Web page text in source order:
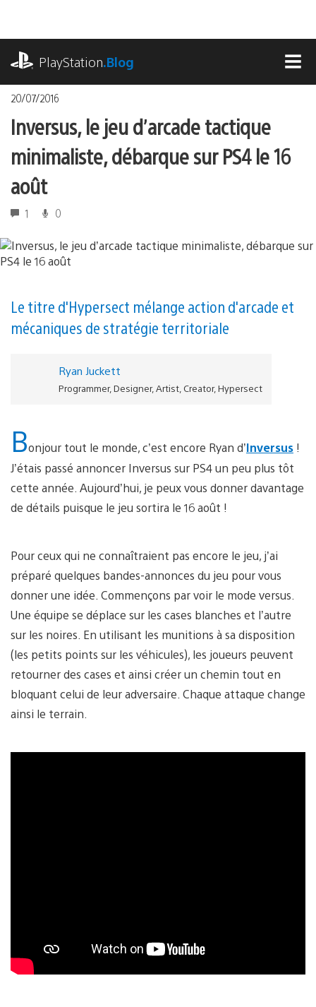
contenu
PlayStation.Blog
20/07/2016
Inversus, le jeu d’arcade tactique
minimaliste, débarque sur PS4 le 16
août
1 0
Le titre d'Hypersect mélange action d'arcade et
mécaniques de stratégie territoriale
Ryan Juckett
Programmer, Designer, Artist, Creator, Hypersect
Bonjour tout le monde, c’est encore Ryan d’Inversus !
J’étais passé annoncer Inversus sur PS4 un peu plus tôt
cette année. Aujourd’hui, je peux vous donner davantage
de détails puisque le jeu sortira le 16 août !
Pour ceux qui ne connaîtraient pas encore le jeu, j’ai
préparé quelques bandes-annonces du jeu pour vous
donner une idée. Commençons par voir le mode versus.
Une équipe se déplace sur les cases blanches et l’autre
sur les noires. En utilisant les munitions à sa disposition
(les petits points sur les véhicules), les joueurs peuvent
retourner des cases et ainsi créer un chemin tout en
bloquant celui de leur adversaire. Chaque attaque change
ainsi le terrain.